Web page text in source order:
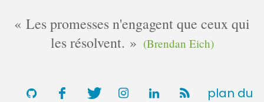
Les promesses n'engagent que ceux qui
les résolvent.
(Brendan Eich)
plan du